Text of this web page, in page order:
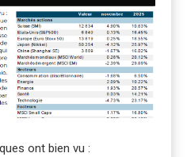
ont bien vu :